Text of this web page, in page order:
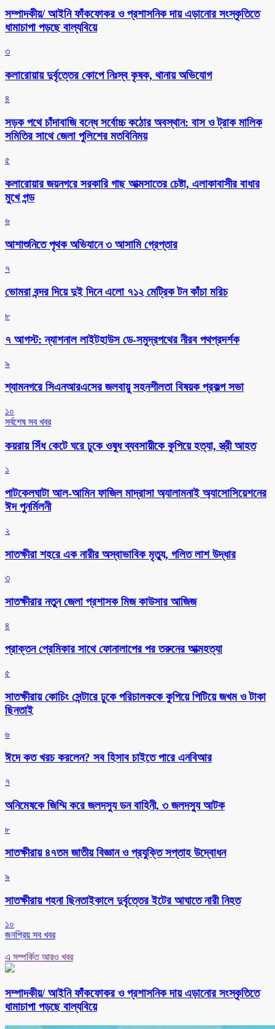
সম্পাদকীয়/ আইনি ফাঁকফোকর ও প্রশাসনিক দায় এড়ানোর সংস্কৃতিতে
ধামাচাপা পড়ছে বাল্যবিয়ে
৩
কলারোয়ায় দুর্বৃত্তের কোপে নিঃস্ব কৃষক, থানায় অভিযোগ
৪
সড়ক পথে চাঁদাবাজি বন্ধে সর্বোচ্চ কঠোর অবস্থান: বাস ও ট্রাক মালিক
সমিতির সাথে জেলা পুলিশের মতবিনিময়
৫
কলারোয়ার জয়নগরে সরকারি গাছ আত্মসাতের চেষ্টা, এলাকাবাসীর বাধার
মুখে পন্ড
৬
আশাশুনিতে পৃথক অভিযানে ৩ আসামি গ্রেপ্তার
৭
ভোমরা বন্দর দিয়ে দুই দিনে এলো ৭১২ মেট্রিক টন কাঁচা মরিচ
৮
৭ আগস্ট: ন্যাশনাল লাইটহাউস ডে-সমুদ্রপথের নীরব পথপ্রদর্শক
৯
শ্যামনগরে সিএনআরএসের জলবায়ু সহনশীলতা বিষয়ক প্রকল্প সভা
১০
সর্বশেষ সব খবর
কয়রায় সিঁধ কেটে ঘরে ঢুকে ওষুধ ব্যবসায়ীকে কুপিয়ে হত্যা, স্ত্রী আহত
১
পাটকেলঘাটা আল-আমিন ফাজিল মাদ্রাসা অ্যালামনাই অ্যাসোসিয়েশনের
ঈদ পুনর্মিলনী
২
সাতক্ষীরা শহরে এক নারীর অস্বাভাবিক মৃত্যু, গলিত লাশ উদ্ধার
৩
সাতক্ষীরার নতুন জেলা প্রশাসক মিজ কাউসার আজিজ
৪
প্রাক্তন প্রেমিকার সাথে ফোনালাপের পর তরুনের আত্মহত্যা
৫
সাতক্ষীরায় কোচিং সেন্টারে ঢুকে পরিচালককে কুপিয়ে পিটিয়ে জখম ও টাকা
ছিনতাই
৬
ঈদে কত খরচ করলেন? সব হিসাব চাইতে পারে এনবিআর
৭
অনিমেষকে জিম্মি করে জলদস্যু ডন বাহিনী, ৩ জলদস্যু আটক
৮
সাতক্ষীরায় ৪৭তম জাতীয় বিজ্ঞান ও প্রযুক্তি সপ্তাহ উদ্বোধন
৯
সাতক্ষীরায় গহনা ছিনতাইকালে দুর্বৃত্তের ইটের আঘাতে নারী নিহত
১০
জনপ্রিয় সব খবর
এ সম্পর্কিত আরও খবর
সম্পাদকীয়/ আইনি ফাঁকফোকর ও প্রশাসনিক দায় এড়ানোর সংস্কৃতিতে
ধামাচাপা পড়ছে বাল্যবিয়ে